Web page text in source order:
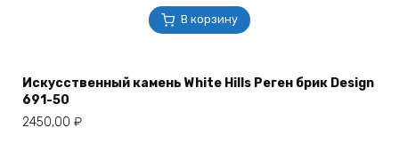
В корзину
Искусственный камень White Hills Реген брик Design
691-50
2450,00 ₽